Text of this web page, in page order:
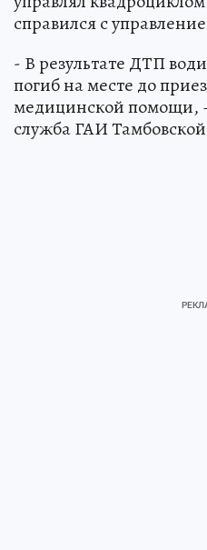
справился с
- В результате ДТП
погиб на месте до
медицинской помощи,
служба ГАИ